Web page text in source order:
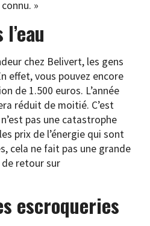
»
chez Belivert, les gens
effet, vous pouvez encore
de 1.500 euros. L’année
réduit de moitié. C’est
pas une catastrophe
prix de l’énergie qui sont
cela ne fait pas une grande
retour sur
escroqueries